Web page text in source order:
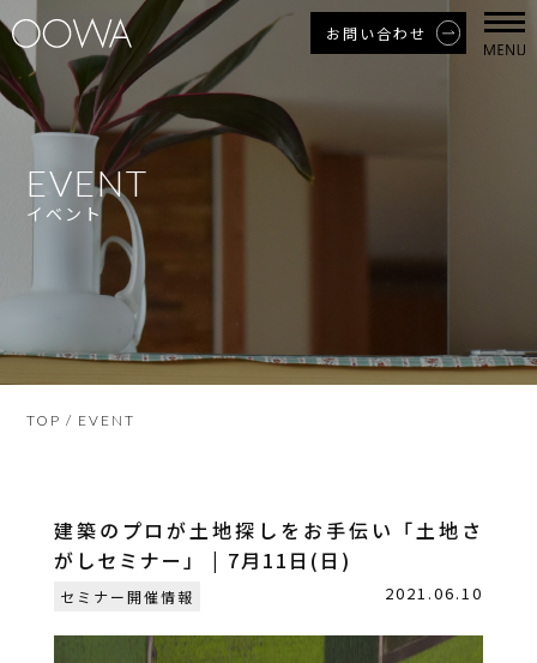
お問い合わせ
EVENT
イベント
TOP / EVENT
建築のプロが土地探しをお手伝い「土地さ
がしセミナー」 | 7月11日(日)
セミナー開催情報 2021.06.10